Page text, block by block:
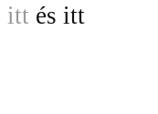
itt és itt